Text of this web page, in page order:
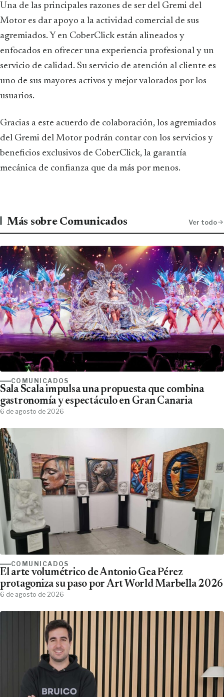
Una de las principales razones de ser del Gremi del
Motor es dar apoyo a la actividad comercial de sus
agremiados. Y en CoberClick están alineados y
enfocados en ofrecer una experiencia profesional y un
servicio de calidad. Su servicio de atención al cliente es
uno de sus mayores activos y mejor valorados por los
usuarios.
Gracias a este acuerdo de colaboración, los agremiados
del Gremi del Motor podrán contar con los servicios y
beneficios exclusivos de CoberClick, la garantía
mecánica de confianza que da más por menos.
Más sobre Comunicados Ver todo
COMUNICADOS
Sala Scala impulsa una propuesta que combina
gastronomía y espectáculo en Gran Canaria
6 de agosto de 2026
COMUNICADOS
El arte volumétrico de Antonio Gea Pérez
protagoniza su paso por Art World Marbella 2026
6 de agosto de 2026